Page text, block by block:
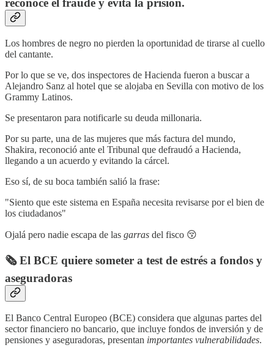
reconoce el fraude y evita la prisión.
Los hombres de negro no pierden la oportunidad de tirarse al cuello
del cantante.
Por lo que se ve, dos inspectores de Hacienda fueron a buscar a
Alejandro Sanz al hotel que se alojaba en Sevilla con motivo de los
Grammy Latinos.
Se presentaron para notificarle su deuda millonaria.
Por su parte, una de las mujeres que más factura del mundo,
Shakira, reconoció ante el Tribunal que defraudó a Hacienda,
llegando a un acuerdo y evitando la cárcel.
Eso sí, de su boca también salió la frase:
"Siento que este sistema en España necesita revisarse por el bien de
los ciudadanos"
Ojalá pero nadie escapa de las garras del fisco 😚
🗞️ El BCE quiere someter a test de estrés a fondos y
aseguradoras
El Banco Central Europeo (BCE) considera que algunas partes del
sector financiero no bancario, que incluye fondos de inversión y de
pensiones y aseguradoras, presentan importantes vulnerabilidades.